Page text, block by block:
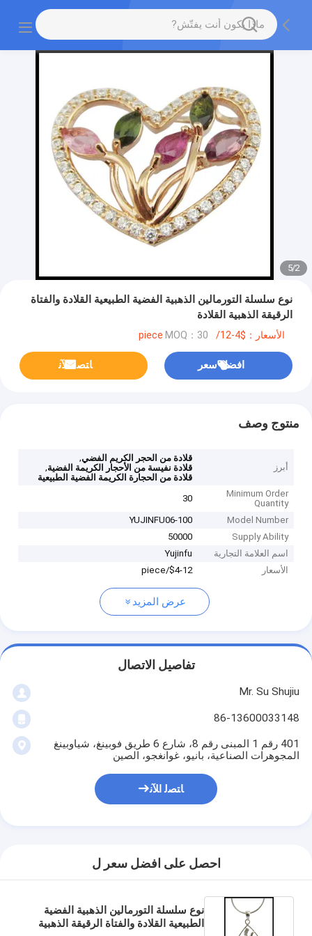
2
/
5
نوع سلسلة التورمالين الذهبية الفضية الطبيعية القلادة والفتاة
الرقيقة الذهبية القلادة
الأسعار：$4-12/piece MOQ：30
افضل سعر ﺎﺘﺼﻟ ﺍﻶﻧ
منتوج وصف
أبرز
قلادة من الحجر الكريم الفضي,
قلادة نفيسة من الأحجار الكريمة الفضية,
قلادة من الحجارة الكريمة الفضية الطبيعية
Minimum Order
Quantity
30
Model Number
YUJINFU06-100
Supply Ability
50000
اسم العلامة التجارية
Yujinfu
الأسعار
$4-12/piece
عرض المزيد
تفاصيل الاتصال
Mr. Su Shujiu
86-13600033148
401 رقم 1 المبنى رقم 8، شارع 6 طريق فوبينغ، شياوبينغ
المجوهرات الصناعية، بانيو، غوانغجو، الصين
ﺎﺘﺼﻟ ﺍﻶﻧ
احصل على افضل سعر ل
نوع سلسلة التورمالين الذهبية الفضية
الطبيعية القلادة والفتاة الرقيقة الذهبية